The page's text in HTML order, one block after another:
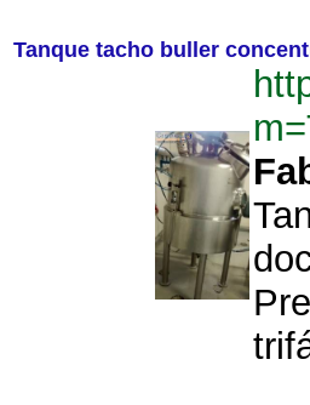
Tanque tacho buller